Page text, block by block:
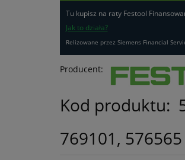
Tu kupisz na raty Festool
Jak to działa?
Relizowane przez Siemens Financial
Producent:
Kod produktu:
769101, 576565